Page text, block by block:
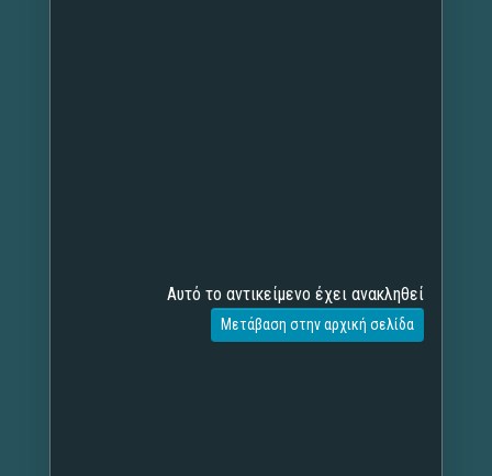
Αυτό το αντικείμενο έχει ανακληθεί
Μετάβαση στην αρχική σελίδα